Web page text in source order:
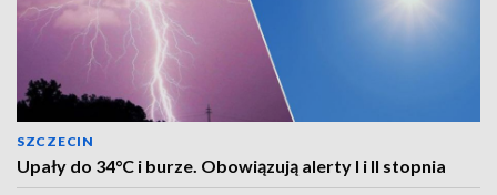
SZCZECIN
Upały do 34°C i burze. Obowiązują alerty I i II stopnia